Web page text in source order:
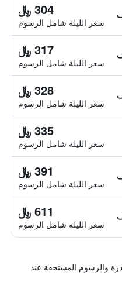
304 ﷼
سعر الليلة شامل الرسوم
317 ﷼
سعر الليلة شامل الرسوم
328 ﷼
سعر الليلة شامل الرسوم
335 ﷼
سعر الليلة شامل الرسوم
391 ﷼
سعر الليلة شامل الرسوم
611 ﷼
سعر الليلة شامل الرسوم
والرسوم المستحقة عند